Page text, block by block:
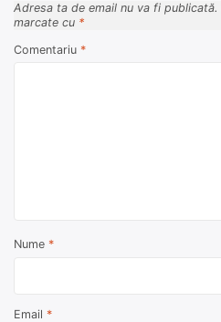
Adresa ta de email nu va fi publicată.
marcate cu *
Comentariu *
Nume *
Email *